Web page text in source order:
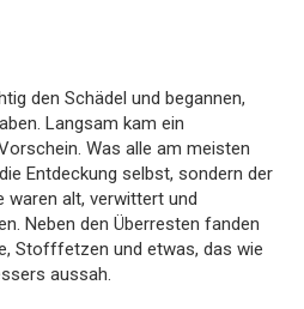
den Schädel und begannen,
Langsam kam ein
Was alle am meisten
Entdeckung selbst, sondern der
waren alt, verwittert und
Neben den Überresten fanden
Stofffetzen und etwas, das wie
aussah.